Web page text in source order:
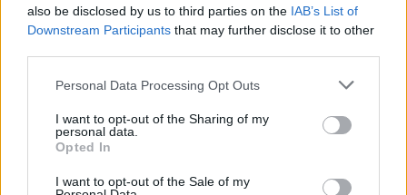
also be disclosed by us to third parties on the IAB’s List of
Downstream Participants that may further disclose it to other
Personal Data Processing Opt Outs
I want to opt-out of the Sharing of my
personal data.
Opted In
I want to opt-out of the Sale of my
Jayson Tatum tonight:
32 PTS
12-16 FG